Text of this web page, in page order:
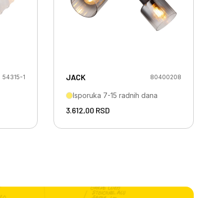
54315-1 JACK 80400208
Isporuka 7-15 radnih dana
3.612,00 RSD